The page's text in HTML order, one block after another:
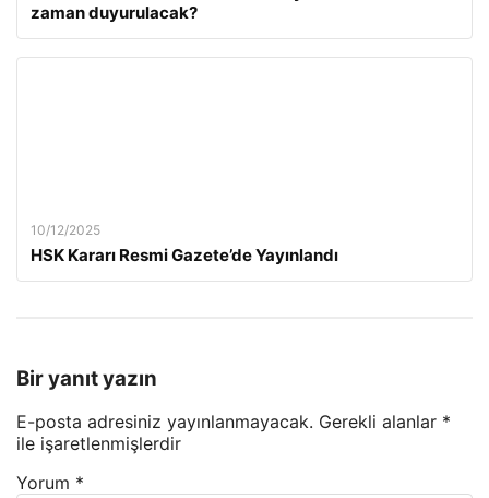
zaman duyurulacak?
10/12/2025
HSK Kararı Resmi Gazete’de Yayınlandı
Bir yanıt yazın
E-posta adresiniz yayınlanmayacak. Gerekli alanlar *
ile işaretlenmişlerdir
Yorum *